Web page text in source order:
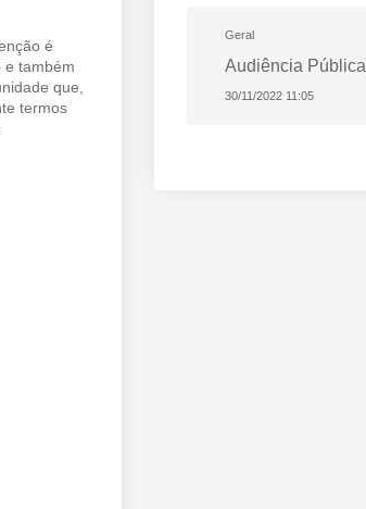
é
e também
que,
termos
Geral
Audiência Pública
30/11/2022 11:05